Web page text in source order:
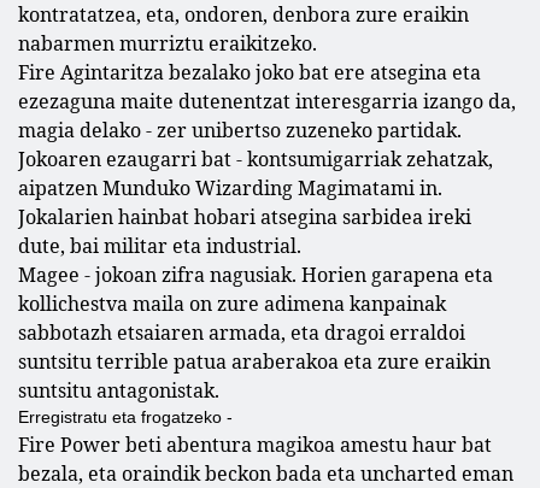
kontratatzea, eta, ondoren, denbora zure eraikin
nabarmen murriztu eraikitzeko.
Fire Agintaritza bezalako joko bat ere atsegina eta
ezezaguna maite dutenentzat interesgarria izango da,
magia delako - zer unibertso zuzeneko partidak.
Jokoaren ezaugarri bat - kontsumigarriak zehatzak,
aipatzen Munduko Wizarding Magimatami in.
Jokalarien hainbat hobari atsegina sarbidea ireki
dute, bai militar eta industrial.
Magee - jokoan zifra nagusiak. Horien garapena eta
kollichestva maila on zure adimena kanpainak
sabbotazh etsaiaren armada, eta dragoi erraldoi
suntsitu terrible patua araberakoa eta zure eraikin
suntsitu antagonistak.
Erregistratu eta frogatzeko -
Fire Power beti abentura magikoa amestu haur bat
bezala, eta oraindik beckon bada eta uncharted eman